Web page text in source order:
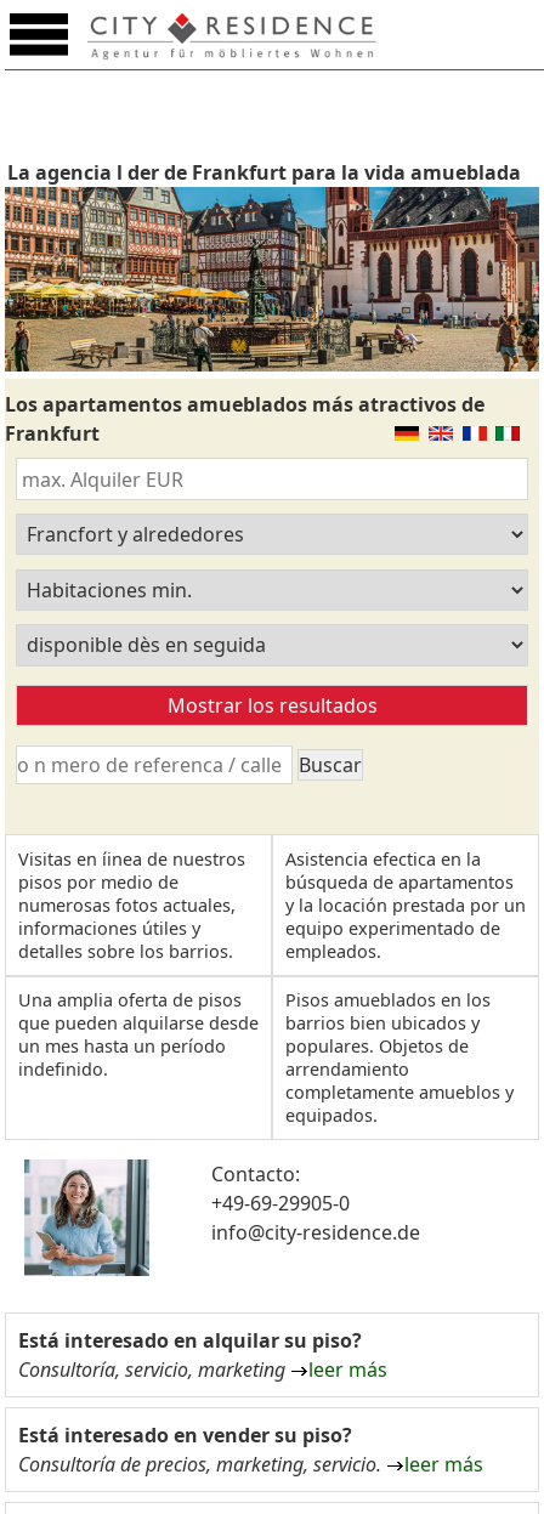
La agencia l der de Frankfurt para la vida amueblada
Los apartamentos amueblados más atractivos de
Frankfurt
Visitas en íinea de nuestros
pisos por medio de
numerosas fotos actuales,
informaciones útiles y
detalles sobre los barrios.
Asistencia efectica en la
búsqueda de apartamentos
y la locación prestada por un
equipo experimentado de
empleados.
Una amplia oferta de pisos
que pueden alquilarse desde
un mes hasta un período
indefinido.
Pisos amueblados en los
barrios bien ubicados y
populares. Objetos de
arrendamiento
completamente amueblos y
equipados.
Contacto:
+49-69-29905-0
info@city-residence.de
Está interesado en alquilar su piso?
Consultoría, servicio, marketing
leer más
Está interesado en vender su piso?
Consultoría de precios, marketing, servicio.
leer más